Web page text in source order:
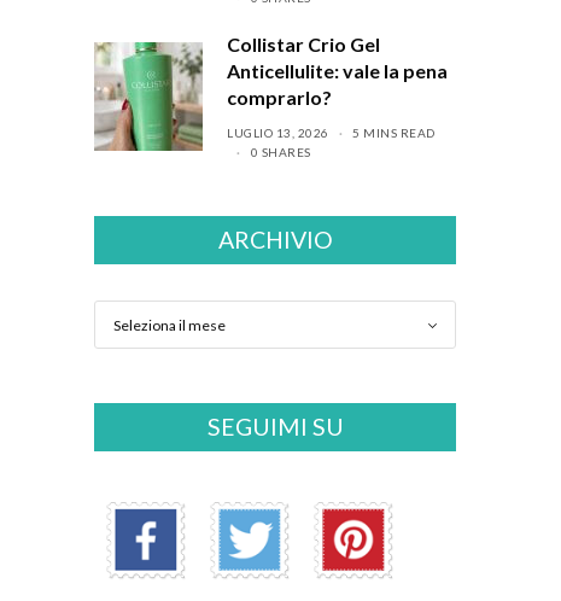
Collistar Crio Gel
Anticellulite: vale la pena
comprarlo?
LUGLIO 13, 2026
5 MINS READ
0 SHARES
ARCHIVIO
SEGUIMI SU